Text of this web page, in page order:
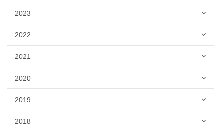
2023
2022
2021
2020
2019
2018